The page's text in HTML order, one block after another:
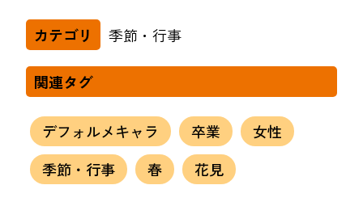
カテゴリ 季節・行事
関連タグ
デフォルメキャラ 卒業
女性
季節・行事
春 花見